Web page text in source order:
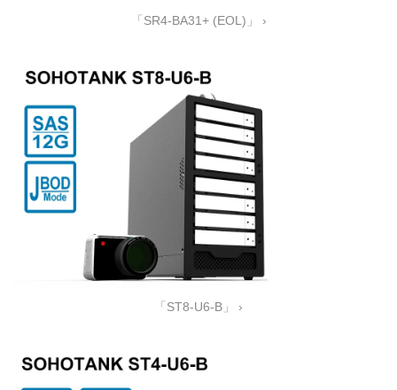
「SR4-BA31+ (EOL)」 ›
「ST8-U6-B」 ›